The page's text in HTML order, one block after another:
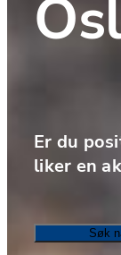
Er du
liker en
Søk